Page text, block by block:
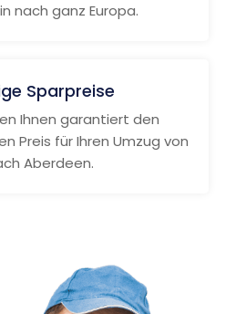
nach ganz Europa.
Sparpreise
Ihnen garantiert den
Preis für Ihren Umzug von
Aberdeen.